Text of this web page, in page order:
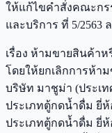
ให้แก้ไขคำสั่งคณะก
และบริการ ที่ 5/2563
เรื่อง ห้ามขายสินค้า
โดยให้ยกเลิกการห้า
บริษัท มาชูม่า (ประเท
ประเภทตู้กดน้ำดื่ม ยี่ห้
ประเภทตู้กดน้ำดื่ม ยี่ห้